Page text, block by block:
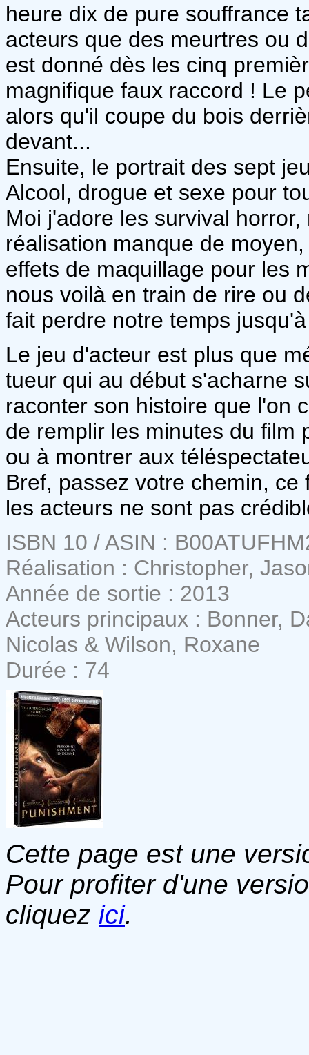
heure dix de pure souffrance
acteurs que des meurtres ou
est donné dès les cinq
magnifique faux raccord ! Le
alors qu'il coupe du bois
devant...
Ensuite, le portrait des sept
Alcool, drogue et sexe pour
Moi j'adore les survival
réalisation manque de
effets de maquillage pour les
nous voilà en train de rire ou
fait perdre notre temps
Le jeu d'acteur est plus que
tueur qui au début s'acharne
raconter son histoire que l'on
de remplir les minutes du film
ou à montrer aux
Bref, passez votre chemin,
les acteurs ne sont pas
ISBN 10 / ASIN :
Réalisation : Christopher,
Année de sortie : 2013
Acteurs principaux : Bonner,
Nicolas & Wilson, Roxane
Durée : 74
Cette page est une
Pour profiter d'une
cliquez ici.